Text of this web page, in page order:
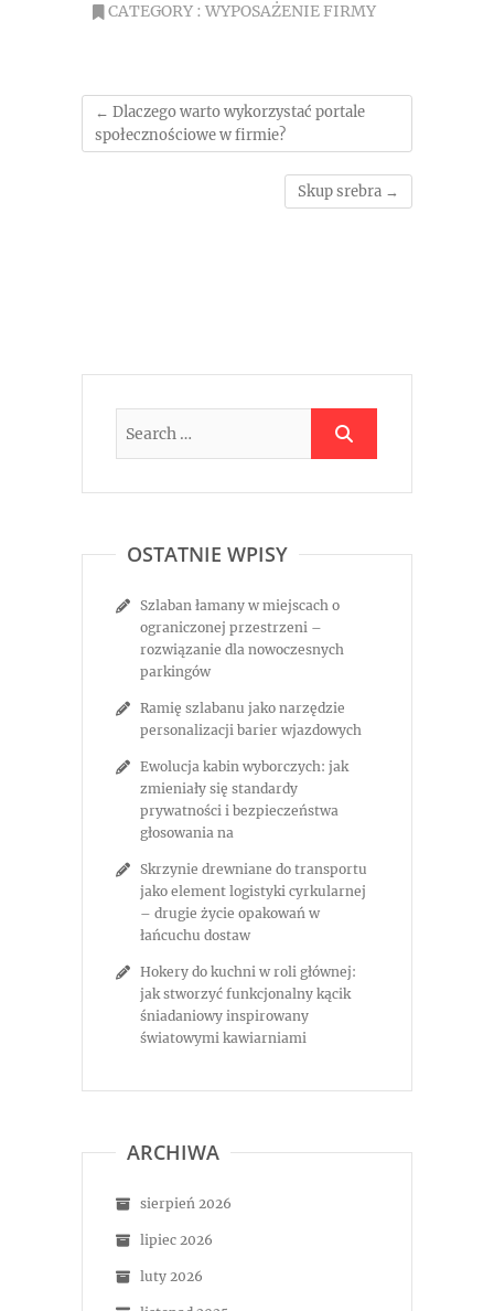
CATEGORY : WYPOSAŻENIE FIRMY
← Dlaczego warto wykorzystać portale
społecznościowe w firmie?
Skup srebra →
OSTATNIE WPISY
Szlaban łamany w miejscach o
ograniczonej przestrzeni –
rozwiązanie dla nowoczesnych
parkingów
Ramię szlabanu jako narzędzie
personalizacji barier wjazdowych
Ewolucja kabin wyborczych: jak
zmieniały się standardy
prywatności i bezpieczeństwa
głosowania na
Skrzynie drewniane do transportu
jako element logistyki cyrkularnej
– drugie życie opakowań w
łańcuchu dostaw
Hokery do kuchni w roli głównej:
jak stworzyć funkcjonalny kącik
śniadaniowy inspirowany
światowymi kawiarniami
ARCHIWA
sierpień 2026
lipiec 2026
luty 2026